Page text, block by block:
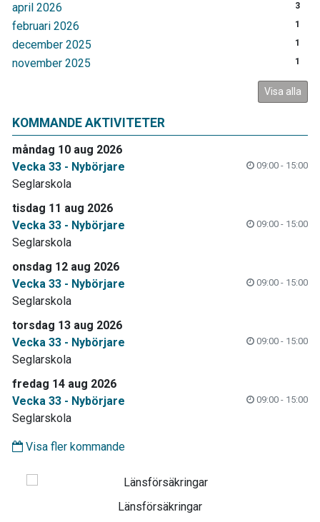
april 2026 3
februari 2026 1
december 2025 1
november 2025 1
Visa alla
KOMMANDE AKTIVITETER
måndag 10 aug 2026
Vecka 33 - Nybörjare
09:00 - 15:00
Seglarskola
tisdag 11 aug 2026
Vecka 33 - Nybörjare
09:00 - 15:00
Seglarskola
onsdag 12 aug 2026
Vecka 33 - Nybörjare
09:00 - 15:00
Seglarskola
torsdag 13 aug 2026
Vecka 33 - Nybörjare
09:00 - 15:00
Seglarskola
fredag 14 aug 2026
Vecka 33 - Nybörjare
09:00 - 15:00
Seglarskola
Visa fler kommande
Länsförsäkringar